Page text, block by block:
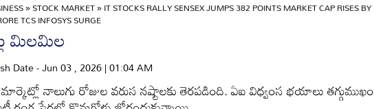
»STOCK MARKET»IT STOCKS RALLY SENSEX JUMPS 382 POINTS MARKET CAP RISES BY
TCS INFOSYS SURGE
మిలమిల
Date - Jun 03 , 2026 | 01:04 AM
నాలుగు రోజుల వరుస నష్టాలకు తెరపడింది. ఏఐ విధ్వంస భయాలు తగ్గుముఖం